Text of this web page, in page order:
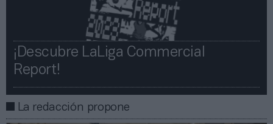
¡Descubre LaLiga Commercial
Report!​​
La redacción propone